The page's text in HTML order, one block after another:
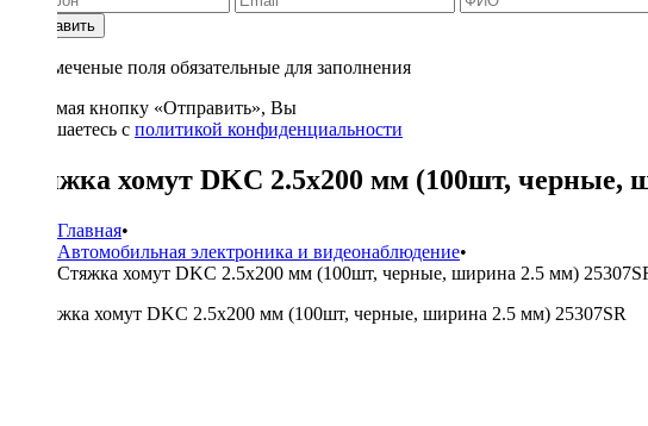
Отправить
* - отмеченые поля обязательные для заполнения
Нажимая кнопку «Отправить», Вы
соглашаетесь с политикой конфиденциальности
Стяжка хомут DKC 2.5x200 мм (100шт, черные,
Главная•
Автомобильная электроника и видеонаблюдение•
Стяжка хомут DKC 2.5x200 мм (100шт, черные, ширина 2.5 мм)